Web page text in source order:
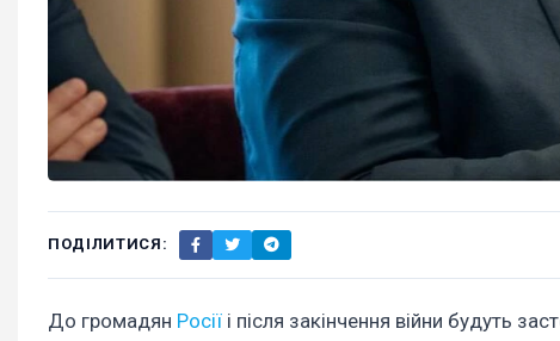
ПОДІЛИТИСЯ:
До громадян Росії і після закінчення війни будуть